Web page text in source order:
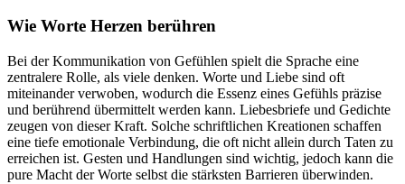
Wie Worte Herzen berühren
Bei der Kommunikation von Gefühlen spielt die Sprache eine
zentralere Rolle, als viele denken. Worte und Liebe sind oft
miteinander verwoben, wodurch die Essenz eines Gefühls präzise
und berührend übermittelt werden kann. Liebesbriefe und Gedichte
zeugen von dieser Kraft. Solche schriftlichen Kreationen schaffen
eine tiefe emotionale Verbindung, die oft nicht allein durch Taten zu
erreichen ist. Gesten und Handlungen sind wichtig, jedoch kann die
pure Macht der Worte selbst die stärksten Barrieren überwinden.